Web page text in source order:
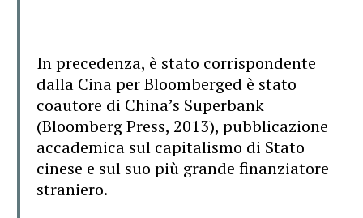
In precedenza, è stato corrispondente
dalla Cina per Bloomberged è stato
coautore di China’s Superbank
(Bloomberg Press, 2013), pubblicazione
accademica sul capitalismo di Stato
cinese e sul suo più grande finanziatore
straniero.